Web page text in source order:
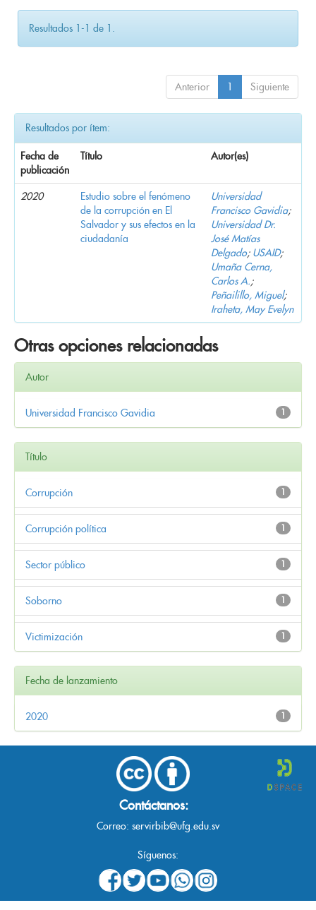
Resultados 1-1 de 1.
Anterior 1 Siguiente
Resultados por ítem:
Fecha de
publicación
Título Autor(es)
2020
Estudio sobre el fenómeno
de la corrupción en El
Salvador y sus efectos en la
ciudadanía
Universidad
Francisco Gavidia;
Universidad Dr.
José Matías
Delgado; USAID;
Umaña Cerna,
Carlos A.;
Peñailillo, Miguel;
Iraheta, May Evelyn
Otras opciones relacionadas
Autor
1
Universidad Francisco Gavidia
Título
1
Corrupción
1
Corrupción política
1
Sector público
1
Soborno
1
Victimización
Fecha de lanzamiento
1
2020
Contáctanos:
Correo: servirbib@ufg.edu.sv
Síguenos: